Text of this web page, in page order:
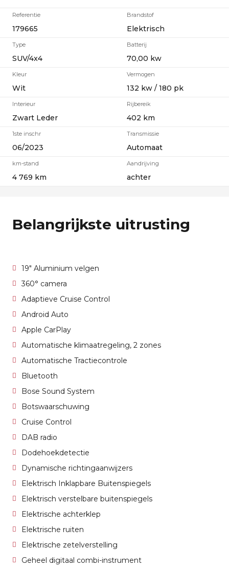
Referentie
179665
Type
SUV/4x4
Kleur
Wit
Interieur
Zwart Leder
1ste inschr
06/2023
km-stand
4 769 km
Brandstof
Elektrisch
Batterij
70,00 kw
Vermogen
132 kw / 180 pk
Rijbereik
402 km
Transmissie
Automaat
Aandrijving
achter
Belangrijkste uitrusting
19" Aluminium velgen
360° camera
Adaptieve Cruise Control
Android Auto
Apple CarPlay
Automatische klimaatregeling, 2 zones
Automatische Tractiecontrole
Bluetooth
Bose Sound System
Botswaarschuwing
Cruise Control
DAB radio
Dodehoekdetectie
Dynamische richtingaanwijzers
Elektrisch Inklapbare Buitenspiegels
Elektrisch verstelbare buitenspiegels
Elektrische achterklep
Elektrische ruiten
Elektrische zetelverstelling
Geheel digitaal combi-instrument